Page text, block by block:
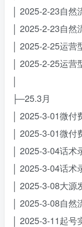
│ 2025-2-23自然
│ 2025-2-23自然
│ 2025-2-25运营
│ 2025-2-25运营
│
├─25.3月
│ 2025-3-01微付
│ 2025-3-01微付
│ 2025-3-04话术
│ 2025-3-04话术
│ 2025-3-08大源
│ 2025-3-08自然
│ 2025-3-11起号